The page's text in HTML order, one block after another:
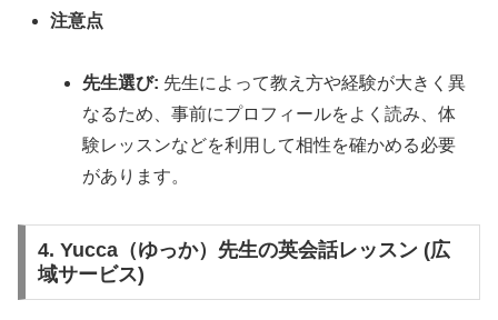
注意点
先生選び: 先生によって教え方や経験が大きく異
なるため、事前にプロフィールをよく読み、体
験レッスンなどを利用して相性を確かめる必要
があります。
4. Yucca（ゆっか）先生の英会話レッスン (広
域サービス)